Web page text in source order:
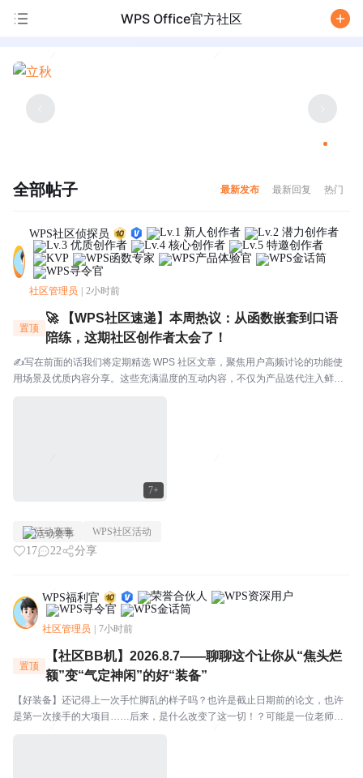
WPS Office官方社区
全部帖子 最新发布 最新回复 热门
WPS社区侦探员
社区管理员 2小时前
7+
置顶
🚀 【WPS社区速递】本周热议：从函数嵌套到口语
陪练，这期社区创作者太会了！
✍️写在前面的话我们将定期精选 WPS 社区文章，聚焦用户高频讨论的功能使
用场景及优质内容分享。这些充满温度的互动内容，不仅为产品迭代注入鲜活
活动赛事 WPS社区活动
17 22 分享
WPS福利官
社区管理员 7小时前
置顶
【社区BB机】2026.8.7——聊聊这个让你从“焦头烂
额”变“气定神闲”的好“装备”
【好装备】还记得上一次手忙脚乱的样子吗？也许是截止日期前的论文，也许
是第一次接手的大项目……后来，是什么改变了这一切！？可能是一位老师一